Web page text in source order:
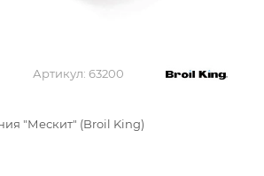
Артикул: 63200
Щепа для копчения "Мескит" (Broil King)